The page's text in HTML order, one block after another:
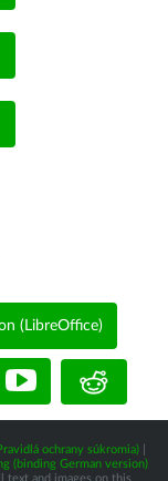
(LibreOffice)
ochrany súkromia)|
(binding German version)
text and images on this